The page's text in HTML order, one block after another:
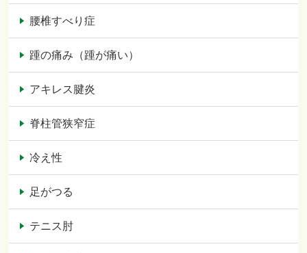
腰椎すべり症
踵の痛み（踵が痛い）
アキレス腱炎
脊柱管狭窄症
冷え性
足がつる
テニス肘